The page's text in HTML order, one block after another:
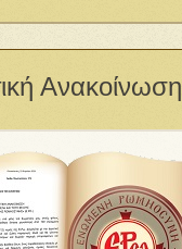
Ανακοίνωση